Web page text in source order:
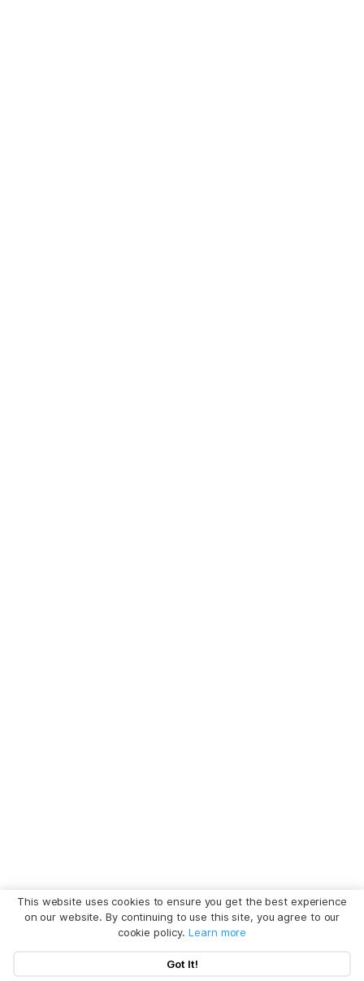
This website uses cookies to ensure you get the best experience
on our website. By continuing to use this site, you agree to our
cookie policy.Learn more
Got It!